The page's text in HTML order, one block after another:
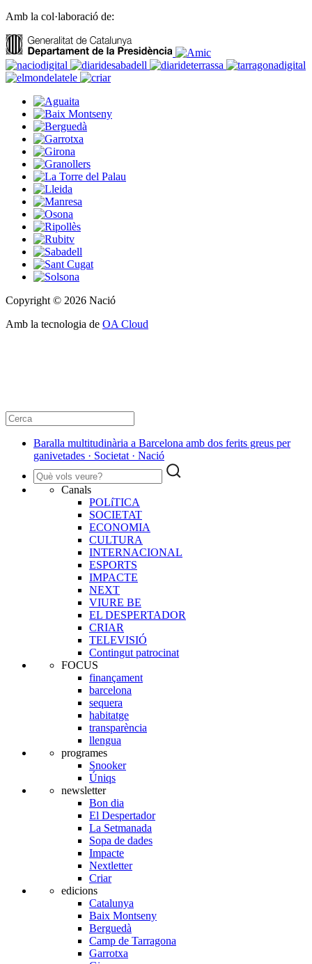
Amb la col·laboració de:
Copyright © 2026 Nació
Amb la tecnologia de OA Cloud
Baralla multitudinària a Barcelona amb dos ferits greus per
ganivetades · Societat · Nació
Canals
POLíTICA
SOCIETAT
ECONOMIA
CULTURA
INTERNACIONAL
ESPORTS
IMPACTE
NEXT
VIURE BE
EL DESPERTADOR
CRIAR
TELEVISIÓ
Contingut patrocinat
FOCUS
finançament
barcelona
sequera
habitatge
transparència
llengua
programes
Snooker
Úniqs
newsletter
Bon dia
El Despertador
La Setmanada
Sopa de dades
Impacte
Nextletter
Criar
edicions
Catalunya
Baix Montseny
Berguedà
Camp de Tarragona
Garrotxa